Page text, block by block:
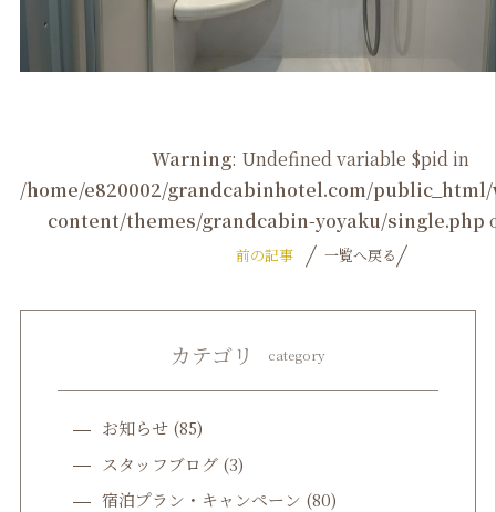
Warning: Undefined variable $pid in
/home/e820002/grandcabinhotel.com/
content/themes/grandcabin-yoyaku/single.php
前の記事 一覧へ戻る
カテゴリ category
お知らせ(85)
スタッフブログ(3)
宿泊プラン・キャンペーン (80)